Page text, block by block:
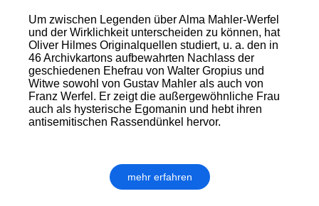
Um zwischen Legenden über Alma Mahler-Werfel
und der Wirklichkeit unterscheiden zu können, hat
Oliver Hilmes Originalquellen studiert, u. a. den in
46 Archivkartons aufbewahrten Nachlass der
geschiedenen Ehefrau von Walter Gropius und
Witwe sowohl von Gustav Mahler als auch von
Franz Werfel. Er zeigt die außergewöhnliche Frau
auch als hysterische Egomanin und hebt ihren
antisemitischen Rassendünkel hervor.
mehr erfahren